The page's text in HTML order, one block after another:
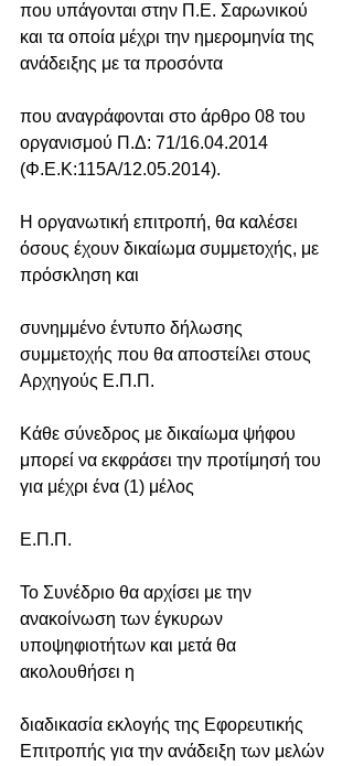
που υπάγονται στην Π.Ε. Σαρωνικού
και τα οποία μέχρι την ημερομηνία της
ανάδειξης με τα προσόντα
που αναγράφονται στο άρθρο 08 του
οργανισμού Π.Δ: 71/16.04.2014
(Φ.Ε.Κ:115Α/12.05.2014).
Η οργανωτική επιτροπή, θα καλέσει
όσους έχουν δικαίωμα συμμετοχής, με
πρόσκληση και
συνημμένο έντυπο δήλωσης
συμμετοχής που θα αποστείλει στους
Αρχηγούς Ε.Π.Π.
Κάθε σύνεδρος με δικαίωμα ψήφου
μπορεί να εκφράσει την προτίμησή του
για μέχρι ένα (1) μέλος
Ε.Π.Π.
Το Συνέδριο θα αρχίσει με την
ανακοίνωση των έγκυρων
υποψηφιοτήτων και μετά θα
ακολουθήσει η
διαδικασία εκλογής της Εφορευτικής
Επιτροπής για την ανάδειξη των μελών